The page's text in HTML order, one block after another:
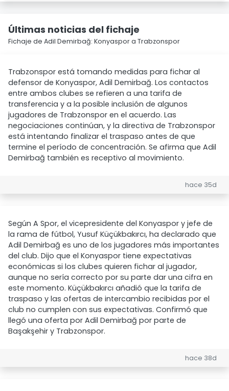
Últimas noticias del fichaje
Fichaje de Adil Demirbağ: Konyaspor a Trabzonspor
Trabzonspor está tomando medidas para fichar al
defensor de Konyaspor, Adil Demirbağ. Los contactos
entre ambos clubes se refieren a una tarifa de
transferencia y a la posible inclusión de algunos
jugadores de Trabzonspor en el acuerdo. Las
negociaciones continúan, y la directiva de Trabzonspor
está intentando finalizar el traspaso antes de que
termine el período de concentración. Se afirma que Adil
Demirbağ también es receptivo al movimiento.
hace 35d
Según A Spor, el vicepresidente del Konyaspor y jefe de
la rama de fútbol, Yusuf Küçükbakırcı, ha declarado que
Adil Demirbağ es uno de los jugadores más importantes
del club. Dijo que el Konyaspor tiene expectativas
económicas si los clubes quieren fichar al jugador,
aunque no sería correcto por su parte dar una cifra en
este momento. Küçükbakırcı añadió que la tarifa de
traspaso y las ofertas de intercambio recibidas por el
club no cumplen con sus expectativas. Confirmó que
llegó una oferta por Adil Demirbağ por parte de
Başakşehir y Trabzonspor.
hace 38d